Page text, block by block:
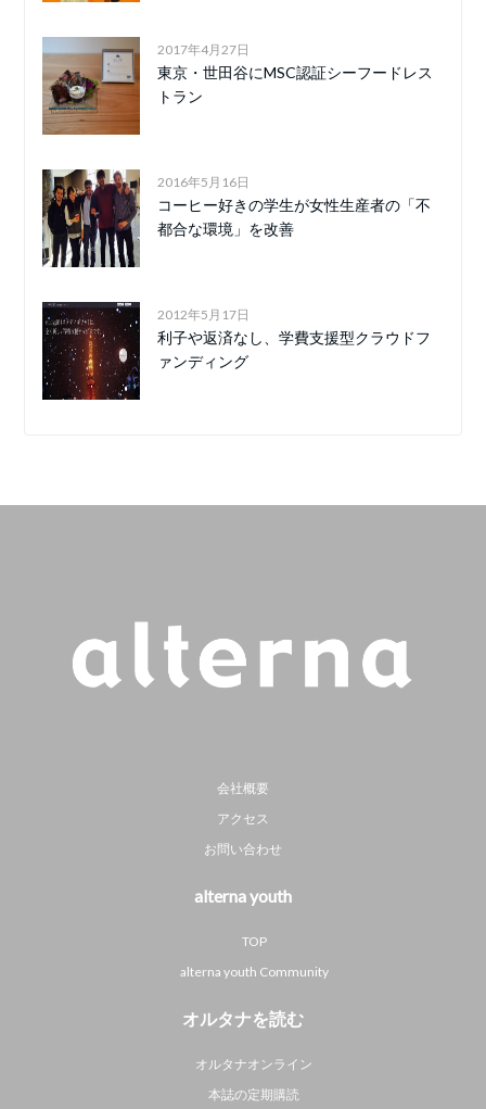
2017年4月27日
東京・世田谷にMSC認証シーフードレス
トラン
2016年5月16日
コーヒー好きの学生が女性生産者の「不
都合な環境」を改善
2012年5月17日
利子や返済なし、学費支援型クラウドフ
ァンディング
会社概要
アクセス
お問い合わせ
alterna youth
TOP
alterna youth Community
オルタナを読む
オルタナオンライン
本誌の定期購読